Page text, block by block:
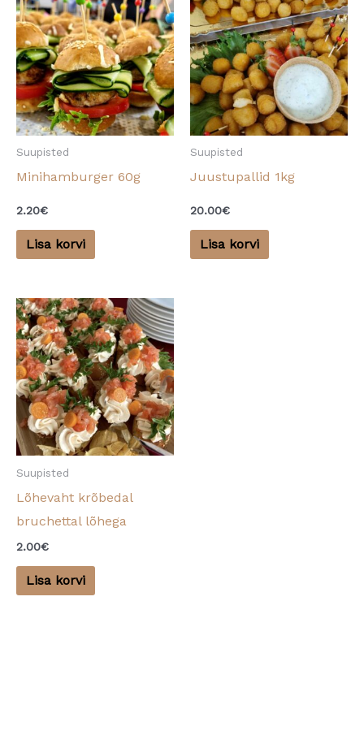
Suupisted
Minihamburger 60g
2.20€
Lisa korvi
Suupisted
Juustupallid 1kg
20.00€
Lisa korvi
Suupisted
Lõhevaht krõbedal
bruchettal lõhega
2.00€
Lisa korvi